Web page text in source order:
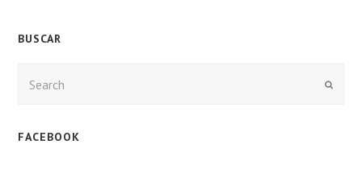
BUSCAR
Enviar
FACEBOOK